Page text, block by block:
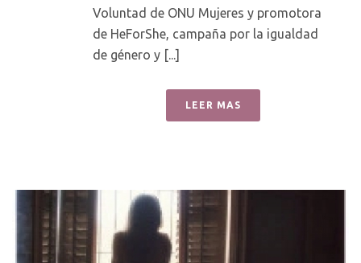
Voluntad de ONU Mujeres y promotora
de HeForShe, campaña por la igualdad
de género y [...]
LEER MAS